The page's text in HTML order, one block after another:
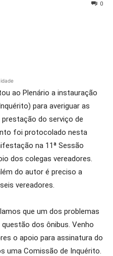
0
ao Plenário a instauração
para averiguar as
do serviço de
foi protocolado nesta
na 11ª Sessão
dos colegas vereadores.
do autor é preciso a
vereadores.
que um dos problemas
dos ônibus. Venho
o apoio para assinatura do
uma Comissão de Inquérito.